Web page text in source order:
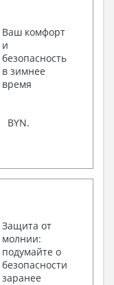
Ваш комфорт
и
безопасность
в зимнее
время
BYN.
Защита от
молнии:
подумайте о
безопасности
заранее